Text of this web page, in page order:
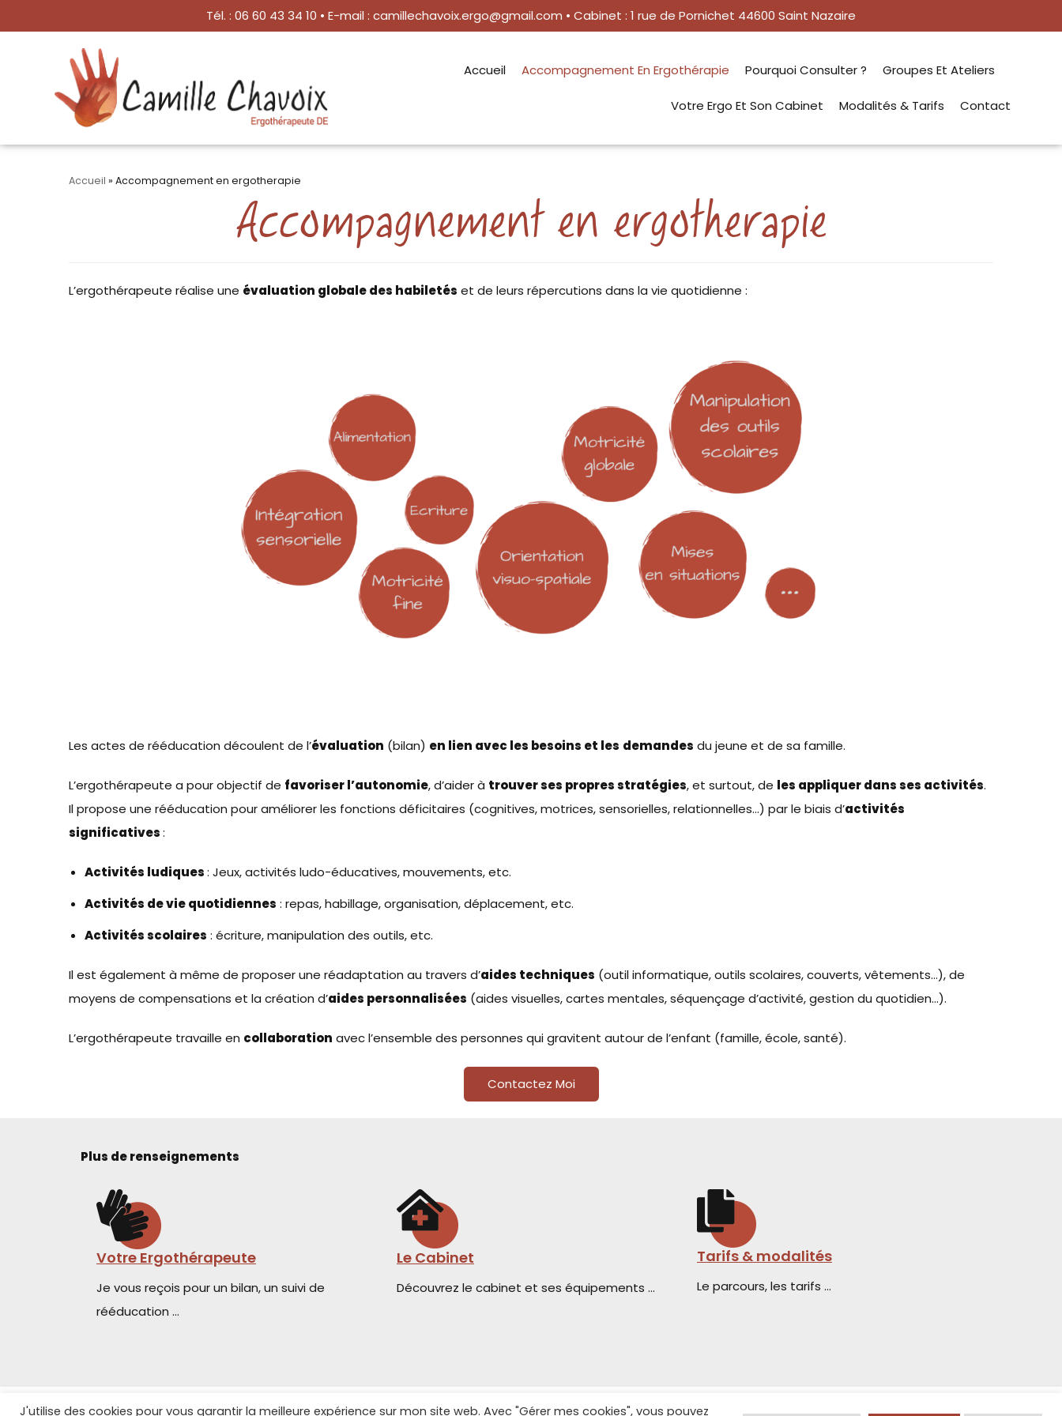
Tél. : 06 60 43 34 10 • E-mail : camillechavoix.ergo@gmail.com • Cabinet : 1 rue de Pornichet 44600 Saint Nazaire
contenu
Accueil Accompagnement En Ergothérapie Pourquoi Consulter ? Groupes Et Ateliers
Votre Ergo Et Son Cabinet Modalités & Tarifs Contact
Accueil » Accompagnement en ergotherapie
Accompagnement en ergotherapie
L’ergothérapeute réalise une évaluation globale des habiletés et de leurs répercutions dans la vie quotidienne :
Les actes de rééducation découlent de l’évaluation (bilan) en lien avec les besoins et les demandes du jeune et de sa famille.
L’ergothérapeute a pour objectif de favoriser l’autonomie, d’aider à trouver ses propres stratégies, et surtout, de les appliquer dans ses activités.
Il propose une rééducation pour améliorer les fonctions déficitaires (cognitives, motrices, sensorielles, relationnelles…) par le biais d’activités
significatives:
Activités ludiques: Jeux, activités ludo-éducatives, mouvements, etc.
Activités de vie quotidiennes : repas, habillage, organisation, déplacement, etc.
Activités scolaires : écriture, manipulation des outils, etc.
Il est également à même de proposer une réadaptation au travers d’aides techniques (outil informatique, outils scolaires, couverts, vêtements…), de
moyens de compensations et la création d’aides personnalisées (aides visuelles, cartes mentales, séquençage d’activité, gestion du quotidien…).
L’ergothérapeute travaille en collaboration avec l’ensemble des personnes qui gravitent autour de l’enfant (famille, école, santé).
Contactez Moi
Plus de renseignements
Votre Ergothérapeute
Je vous reçois pour un bilan, un suivi de
rééducation …
Le Cabinet
Découvrez le cabinet et ses équipements …
Tarifs & modalités
Le parcours, les tarifs …
J'utilise des cookies pour vous garantir la meilleure expérience sur mon site web. Avec "Gérer mes cookies", vous pouvez